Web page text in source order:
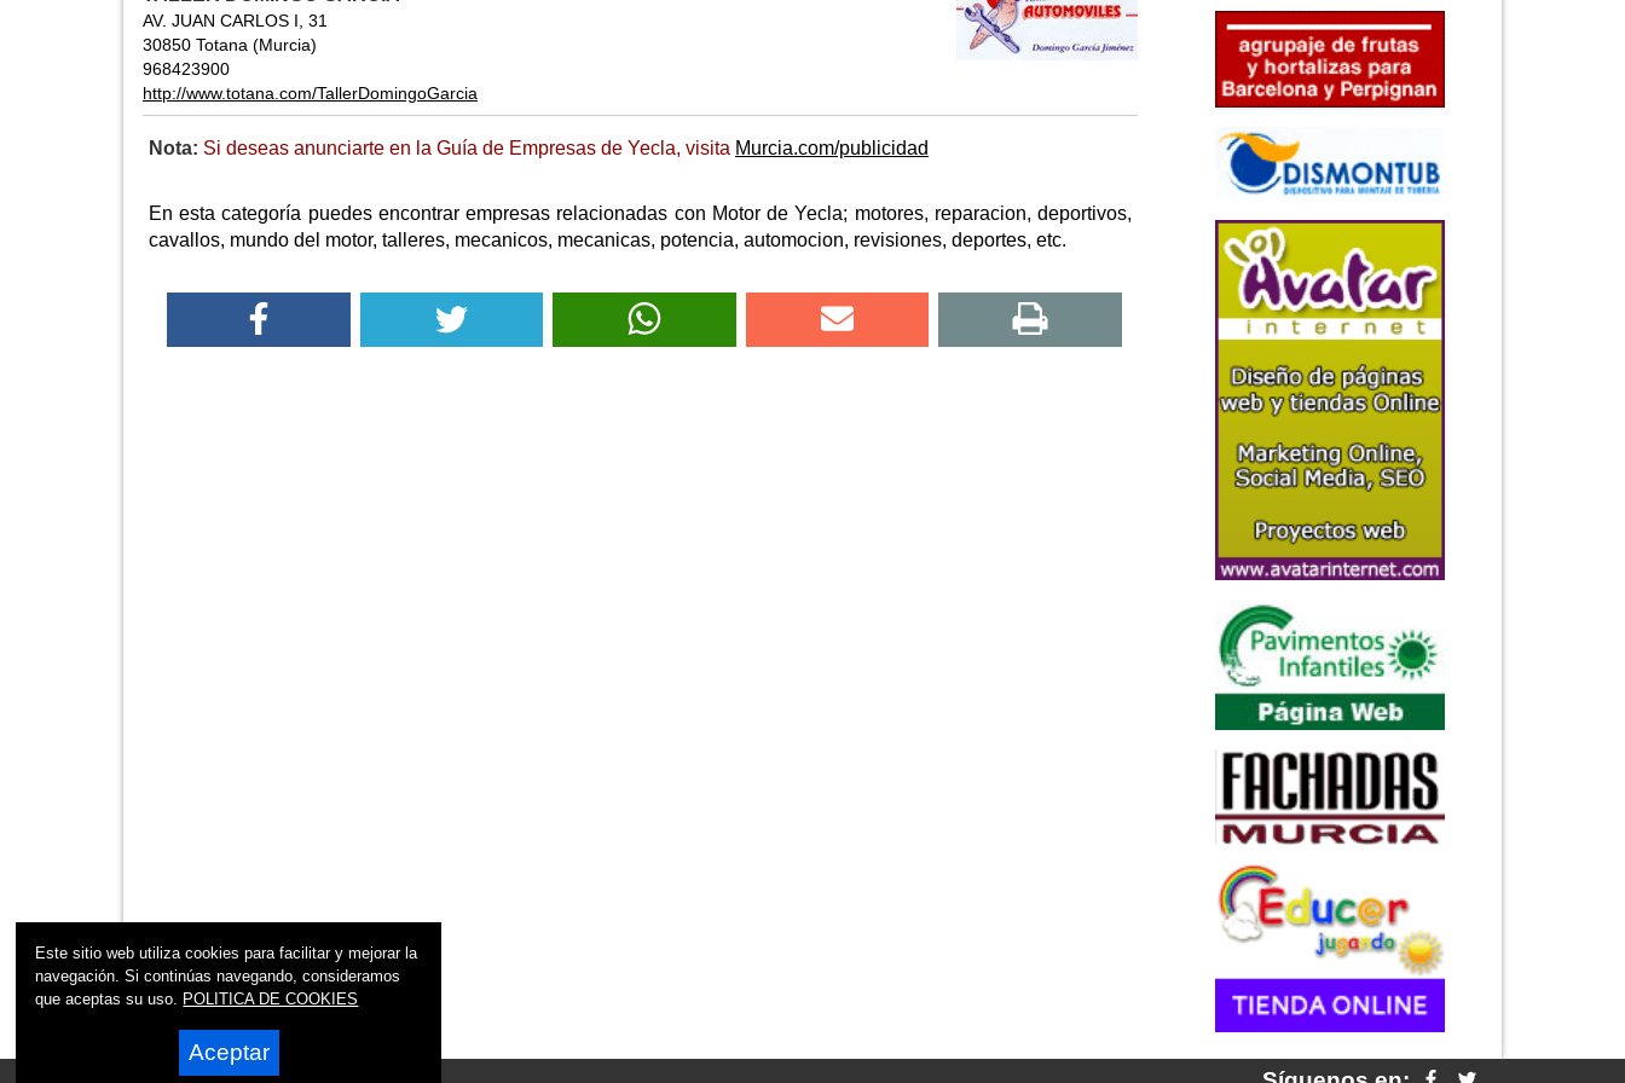
AV. JUAN CARLOS I, 31
30850 Totana (Murcia)
968423900
http://www.totana.com/TallerDomingoGarcia
Nota: Si deseas anunciarte en la Guía de Empresas de Yecla, visita Murcia.com/publicidad
En esta categoría puedes encontrar empresas relacionadas con Motor de Yecla; motores, reparacion, deportivos,
cavallos, mundo del motor, talleres, mecanicos, mecanicas, potencia, automocion, revisiones, deportes, etc.
Este sitio web utiliza cookies para facilitar y mejorar la
navegación. Si continúas navegando, consideramos
que aceptas su uso. POLITICA DE COOKIES
Aceptar